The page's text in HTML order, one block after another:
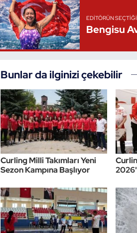
EDITÖRÜN SEÇTIĞI
Bengisu
Bunlar da ilginizi çekebilir
Curling Milli Takımları Yeni
Sezon Kampına Başlıyor